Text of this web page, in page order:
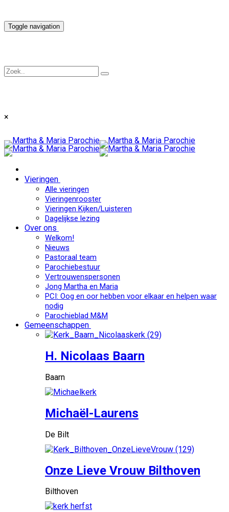
Toggle navigation
×
Vieringen
Alle vieringen
Vieringenrooster
Vieringen Kijken/Luisteren
Dagelijkse lezing
Over ons
Welkom!
Nieuws
Pastoraal team
Parochiebestuur
Vertrouwenspersonen
Jong Martha en Maria
PCI: Oog en oor hebben voor elkaar en helpen waar
nodig
Parochieblad M&M
Gemeenschappen
H. Nicolaas Baarn
Baarn
Michaël-Laurens
De Bilt
Onze Lieve Vrouw Bilthoven
Bilthoven